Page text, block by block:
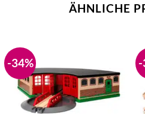
ÄHNLICHE
-34% -